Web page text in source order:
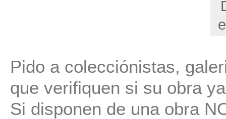
Pido a colecciónistas,
que verifiquen si su obra
Si disponen de una obra